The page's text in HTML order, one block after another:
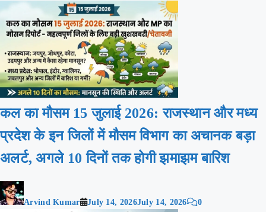
कल का मौसम 15 जुलाई 2026: राजस्थान और मध्य
प्रदेश के इन जिलों में मौसम विभाग का अचानक बड़ा
अलर्ट, अगले 10 दिनों तक होगी झमाझम बारिश
Arvind Kumar July 14, 2026July 14, 2026 0